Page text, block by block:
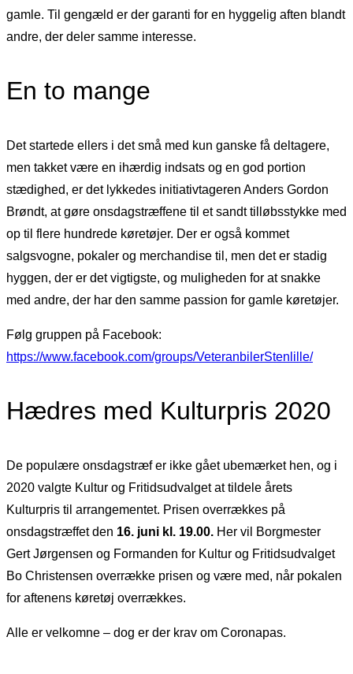
gamle. Til gengæld er der garanti for en hyggelig aften blandt
andre, der deler samme interesse.
En to mange
Det startede ellers i det små med kun ganske få deltagere,
men takket være en ihærdig indsats og en god portion
stædighed, er det lykkedes initiativtageren Anders Gordon
Brøndt, at gøre onsdagstræffene til et sandt tilløbsstykke med
op til flere hundrede køretøjer. Der er også kommet
salgsvogne, pokaler og merchandise til, men det er stadig
hyggen, der er det vigtigste, og muligheden for at snakke
med andre, der har den samme passion for gamle køretøjer.
Følg gruppen på Facebook:
https://www.facebook.com/groups/VeteranbilerStenlille/
Hædres med Kulturpris 2020
De populære onsdagstræf er ikke gået ubemærket hen, og i
2020 valgte Kultur og Fritidsudvalget at tildele årets
Kulturpris til arrangementet. Prisen overrækkes på
onsdagstræffet den 16. juni kl. 19.00. Her vil Borgmester
Gert Jørgensen og Formanden for Kultur og Fritidsudvalget
Bo Christensen overrække prisen og være med, når pokalen
for aftenens køretøj overrækkes.
Alle er velkomne – dog er der krav om Coronapas.